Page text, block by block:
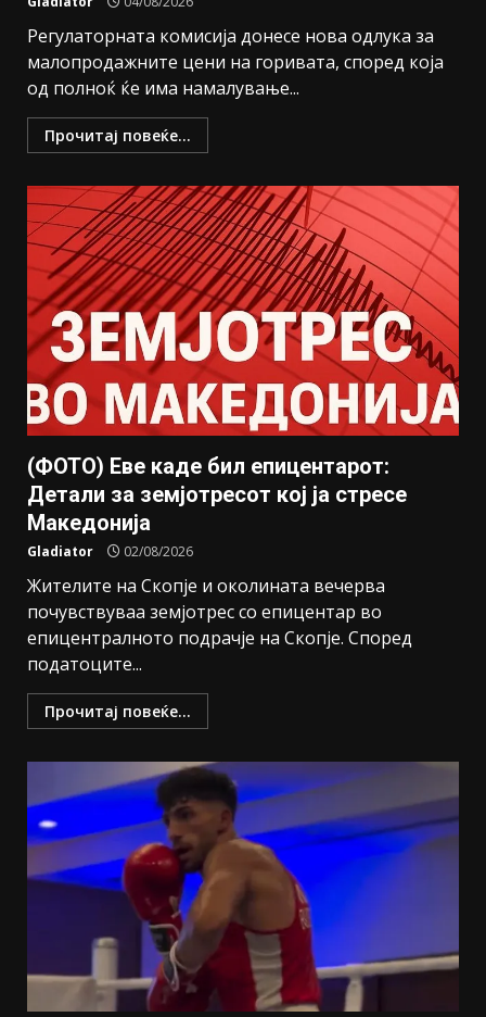
Регулаторната комисија донесе нова одлука за
малопродажните цени на горивата, според која
од полноќ ќе има намалување...
Прочитај повеќе...
(ФОТО) Еве каде бил епицентарот:
Детали за земјотресот кој ја стресе
Македонија
Gladiator 02/08/2026
Жителите на Скопје и околината вечерва
почувствуваа земјотрес со епицентар во
епицентралното подрачје на Скопје. Според
податоците...
Прочитај повеќе...